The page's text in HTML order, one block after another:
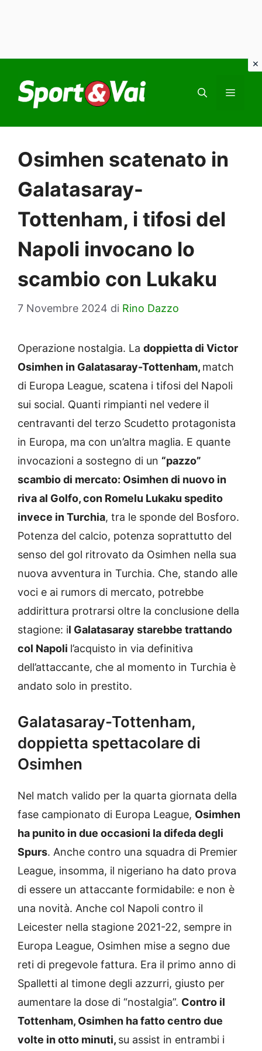
contenuto
Osimhen scatenato in
Galatasaray-
Tottenham, i tifosi del
Napoli invocano lo
scambio con Lukaku
7 Novembre 2024 di Rino Dazzo
Operazione nostalgia. La doppietta di Victor
Osimhen in Galatasaray-Tottenham, match
di Europa League, scatena i tifosi del Napoli
sui social. Quanti rimpianti nel vedere il
centravanti del terzo Scudetto protagonista
in Europa, ma con un’altra maglia. E quante
invocazioni a sostegno di un “pazzo”
scambio di mercato: Osimhen di nuovo in
riva al Golfo, con Romelu Lukaku spedito
invece in Turchia, tra le sponde del Bosforo.
Potenza del calcio, potenza soprattutto del
senso del gol ritrovato da Osimhen nella sua
nuova avventura in Turchia. Che, stando alle
voci e ai rumors di mercato, potrebbe
addirittura protrarsi oltre la conclusione della
stagione: il Galatasaray starebbe trattando
col Napoli l’acquisto in via definitiva
dell’attaccante, che al momento in Turchia è
andato solo in prestito.
Galatasaray-Tottenham,
doppietta spettacolare di
Osimhen
Nel match valido per la quarta giornata della
fase campionato di Europa League, Osimhen
ha punito in due occasioni la difeda degli
Spurs. Anche contro una squadra di Premier
League, insomma, il nigeriano ha dato prova
di essere un attaccante formidabile: e non è
una novità. Anche col Napoli contro il
Leicester nella stagione 2021-22, sempre in
Europa League, Osimhen mise a segno due
reti di pregevole fattura. Era il primo anno di
Spalletti al timone degli azzurri, giusto per
aumentare la dose di “nostalgia”. Contro il
Tottenham, Osimhen ha fatto centro due
volte in otto minuti, su assist in entrambi i